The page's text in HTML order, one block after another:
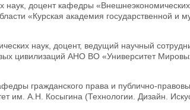
наук, доцент кафедры
«Курская академия государственной и
наук, доцент, ведущий научный
цивилизаций АНО ВО «Университет
гражданского права и публично-
им. А.Н. Косыгина (Технологии. Дизайн.